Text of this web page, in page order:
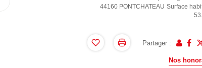
44160 PONTCHATEAU Surface
Partager :
Nos